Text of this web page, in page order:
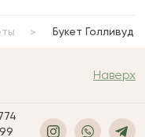
Букет Голливуд
Наверх